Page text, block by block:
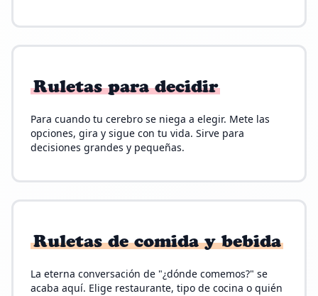
Ruletas para decidir
Para cuando tu cerebro se niega a elegir. Mete las
opciones, gira y sigue con tu vida. Sirve para
decisiones grandes y pequeñas.
Ruletas de comida y bebida
La eterna conversación de "¿dónde comemos?" se
acaba aquí. Elige restaurante, tipo de cocina o quién